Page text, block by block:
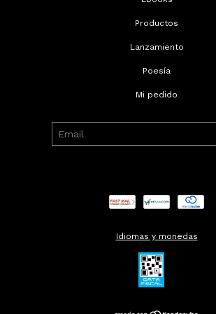
Productos
Lanzamiento
Poesía
Mi pedido
Idiomas y monedas